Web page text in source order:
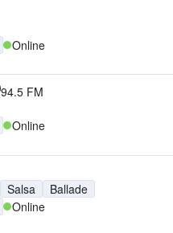
Online
94.5 FM
Online
Salsa
Ballade
Online